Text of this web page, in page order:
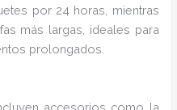
por 24 horas, mientras
más largas, ideales para
prolongados.
accesorios como la